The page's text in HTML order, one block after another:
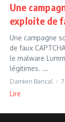
Une
exploite de
Une campagne
de faux
le malware
légitimes. ...
Damien Bancal
Lire